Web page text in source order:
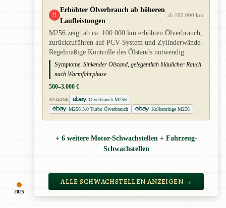
2025
!!
Erhöhter Ölverbrauch ab höheren
Laufleistungen
ab 100.000 km
M256 zeigt ab ca. 100.000 km erhöhten Ölverbrauch,
zurückzuführen auf PCV-System und Zylinderwände.
Regelmäßige Kontrolle des Ölstands notwendig.
Symptome: Sinkender Ölstand, gelegentlich bläulicher Rauch
nach Warmfahrphase
500–3.000 €
ANZEIGE
Ölverbrauch M256
M256 3.0 Turbo Ölverbrauch
Kolbenringe M256
+ 6 weitere Motor-Schwachstellen + Fahrzeug-
Schwachstellen
ALLE SCHWACHSTELLEN ANZEIGEN →